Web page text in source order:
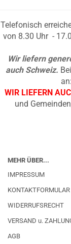
Telefonisch
von 8.30 Uhr -
Wir liefern
auch Schweiz.
an:
WIR LIEFERN
und
MEHR ÜBER...
IMPRESSUM
KONTAKTFORMULAR
WIDERRUFSRECHT
VERSAND u.
AGB